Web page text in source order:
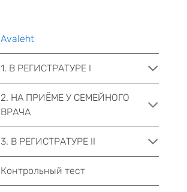
Avaleht
1. В РЕГИСТРАТУРЕ I
2. НА ПРИЁМЕ У СЕМЕЙНОГО
ВРАЧА
3. В РЕГИСТРАТУРЕ II
Контрольный тест